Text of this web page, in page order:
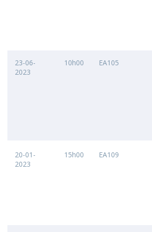
23-06-
2023
10h00 EA105
20-01-
2023
15h00 EA109